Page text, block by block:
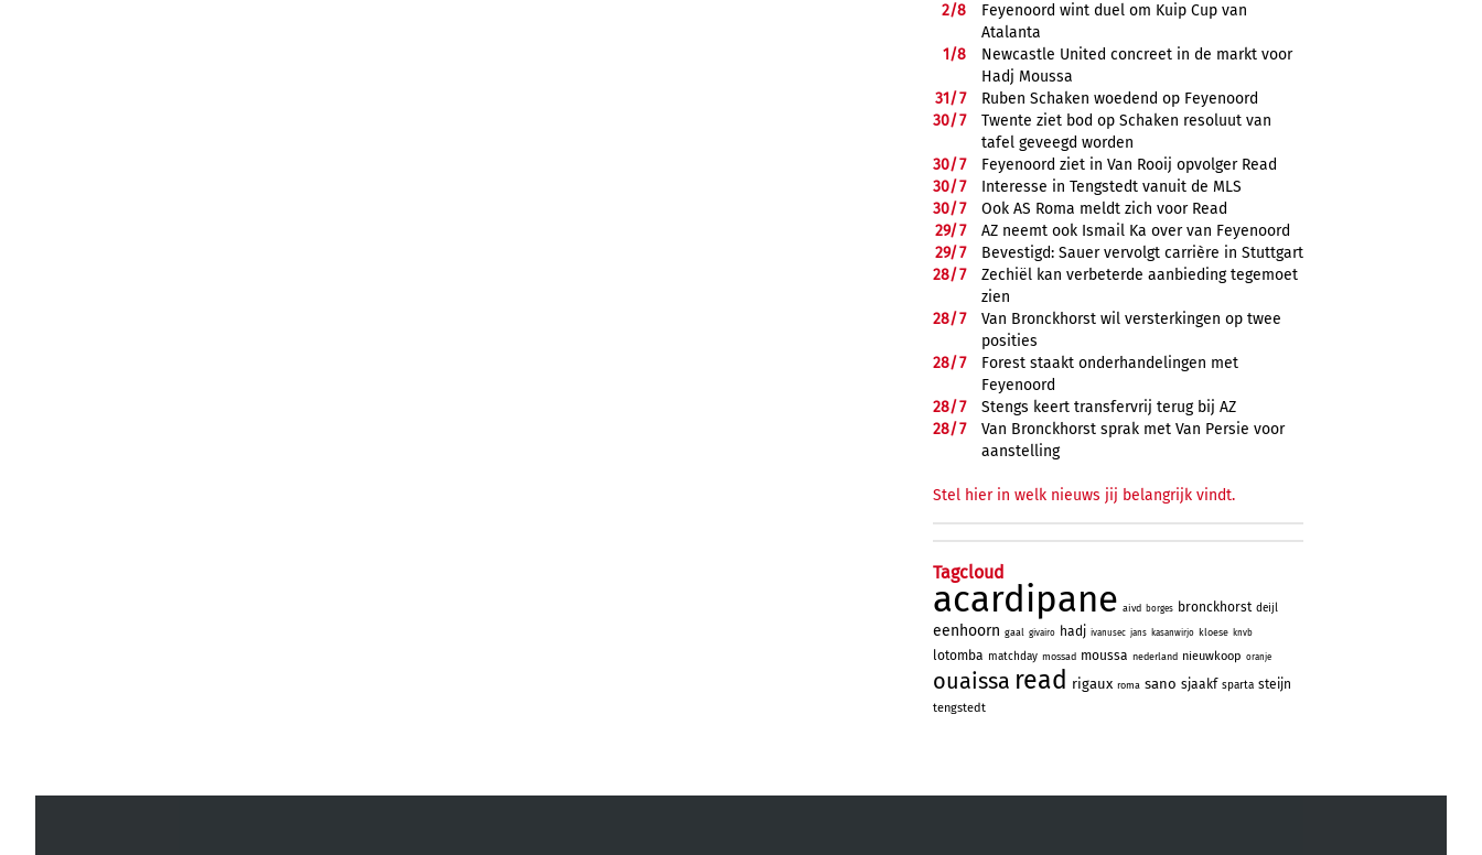
2/8
Feyenoord wint duel om Kuip Cup van
Atalanta
1/8
Newcastle United concreet in de markt voor
Hadj Moussa
31/7
Ruben Schaken woedend op Feyenoord
30/7
Twente ziet bod op Schaken resoluut van
tafel geveegd worden
30/7
Feyenoord ziet in Van Rooij opvolger Read
30/7
Interesse in Tengstedt vanuit de MLS
30/7
Ook AS Roma meldt zich voor Read
29/7
AZ neemt ook Ismail Ka over van Feyenoord
29/7
Bevestigd: Sauer vervolgt carrière in Stuttgart
28/7
Zechiël kan verbeterde aanbieding tegemoet
zien
28/7
Van Bronckhorst wil versterkingen op twee
posities
28/7
Forest staakt onderhandelingen met
Feyenoord
28/7
Stengs keert transfervrij terug bij AZ
28/7
Van Bronckhorst sprak met Van Persie voor
aanstelling
Stel hier in welk nieuws jij belangrijk vindt.
Tagcloud
acardipane aivd borges bronckhorst deijl
eenhoorn gaal givairo hadj ivanusec jans kasanwirjo kloese knvb
lotomba matchday mossad moussa nederland nieuwkoop oranje
ouaissa read rigaux roma sano sjaakf sparta steijn
tengstedt